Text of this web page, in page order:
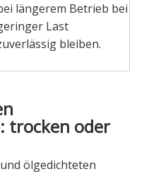
längerem Betrieb bei
Last
bleiben.
trocken oder
ölgedichteten